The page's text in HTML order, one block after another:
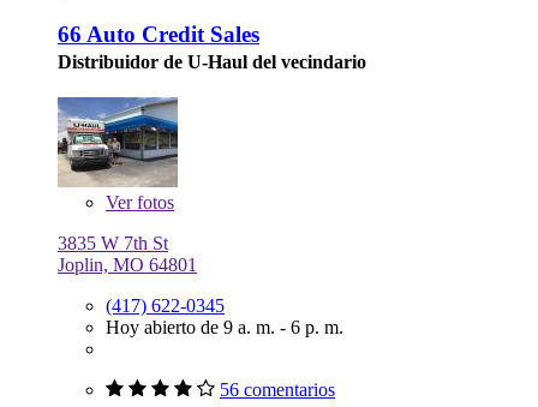
66 Auto Credit Sales
Distribuidor de U-Haul del vecindario
Verfotos
3835 W 7th St
Joplin, MO 64801
(417) 622-0345
Hoy abierto de 9 a. m. - 6 p. m.
56 comentarios